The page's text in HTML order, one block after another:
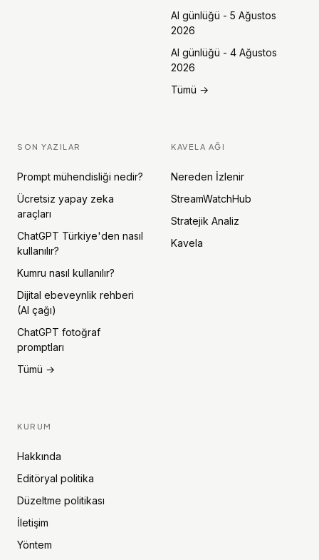
AI günlüğü - 5 Ağustos
2026
AI günlüğü - 4 Ağustos
2026
Tümü →
SON YAZILAR
Prompt mühendisliği nedir?
Ücretsiz yapay zeka
araçları
ChatGPT Türkiye'den nasıl
kullanılır?
Kumru nasıl kullanılır?
Dijital ebeveynlik rehberi
(AI çağı)
ChatGPT fotoğraf
promptları
Tümü →
KAVELA AĞI
Nereden İzlenir
StreamWatchHub
Stratejik Analiz
Kavela
KURUM
Hakkında
Editöryal politika
Düzeltme politikası
İletişim
Yöntem